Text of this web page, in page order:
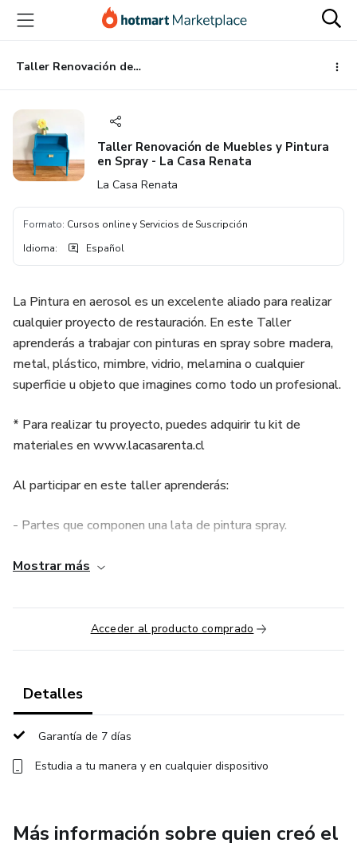
principal
página
de
página
Taller Renovación de Muebles y Pintura en Spray - La Casa Renata
Taller Renovación de Muebles y Pintura
en Spray - La Casa Renata
La Casa Renata
Formato: Cursos online y Servicios de Suscripción
Idioma: Español
La Pintura en aerosol es un excelente aliado para realizar
cualquier proyecto de restauración. En este Taller
aprenderás a trabajar con pinturas en spray sobre madera,
metal, plástico, mimbre, vidrio, melamina o cualquier
superficie u objeto que imagines como todo un profesional.
* Para realizar tu proyecto, puedes adquirir tu kit de
materiales en www.lacasarenta.cl
Al participar en este taller aprenderás:
- Partes que componen una lata de pintura spray.
- Un tipo de pintura para cada trabajo
- Preparación de superficies.
- Complementos para pintar con Spray
Mostrar más
Acceder al producto comprado
Detalles
Garantía de 7 días
Estudia a tu manera y en cualquier dispositivo
Más información sobre quien creó el